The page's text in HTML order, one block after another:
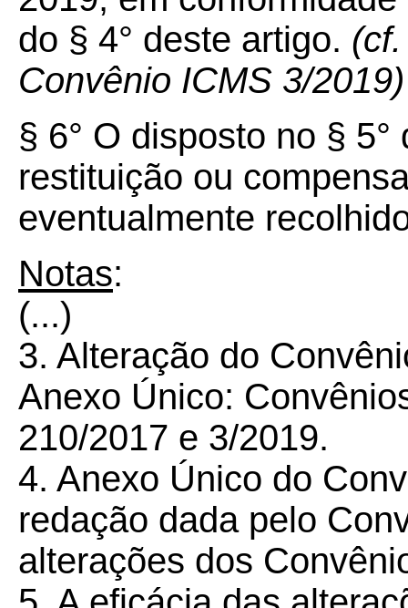
do § 4° deste artigo.
Convênio ICMS 3/2019)
§ 6° O disposto no §
restituição ou
eventualmente
Notas:
(...)
3. Alteração do
Anexo Único:
210/2017 e 3/2019.
4. Anexo Único do
redação dada pelo
alterações dos